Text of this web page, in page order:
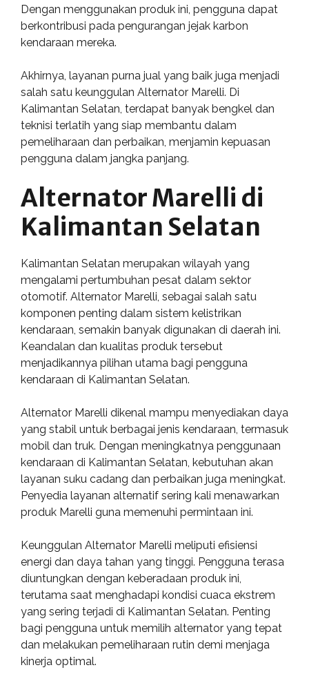
Dengan menggunakan produk ini, pengguna dapat
berkontribusi pada pengurangan jejak karbon
kendaraan mereka.
Akhirnya, layanan purna jual yang baik juga menjadi
salah satu keunggulan Alternator Marelli. Di
Kalimantan Selatan, terdapat banyak bengkel dan
teknisi terlatih yang siap membantu dalam
pemeliharaan dan perbaikan, menjamin kepuasan
pengguna dalam jangka panjang.
Alternator Marelli di
Kalimantan Selatan
Kalimantan Selatan merupakan wilayah yang
mengalami pertumbuhan pesat dalam sektor
otomotif. Alternator Marelli, sebagai salah satu
komponen penting dalam sistem kelistrikan
kendaraan, semakin banyak digunakan di daerah ini.
Keandalan dan kualitas produk tersebut
menjadikannya pilihan utama bagi pengguna
kendaraan di Kalimantan Selatan.
Alternator Marelli dikenal mampu menyediakan daya
yang stabil untuk berbagai jenis kendaraan, termasuk
mobil dan truk. Dengan meningkatnya penggunaan
kendaraan di Kalimantan Selatan, kebutuhan akan
layanan suku cadang dan perbaikan juga meningkat.
Penyedia layanan alternatif sering kali menawarkan
produk Marelli guna memenuhi permintaan ini.
Keunggulan Alternator Marelli meliputi efisiensi
energi dan daya tahan yang tinggi. Pengguna terasa
diuntungkan dengan keberadaan produk ini,
terutama saat menghadapi kondisi cuaca ekstrem
yang sering terjadi di Kalimantan Selatan. Penting
bagi pengguna untuk memilih alternator yang tepat
dan melakukan pemeliharaan rutin demi menjaga
kinerja optimal.